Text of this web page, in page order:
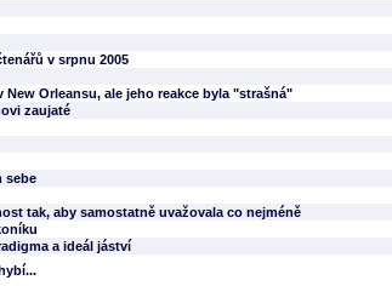
v srpnu 2005
Orleansu, ale jeho reakce byla "strašná"
zaujaté
sebe
tak, aby samostatně uvažovala co nejméně
a ideál jáství